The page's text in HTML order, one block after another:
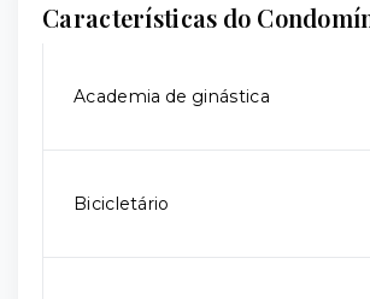
Características do
Academia de ginástica
Bicicletário